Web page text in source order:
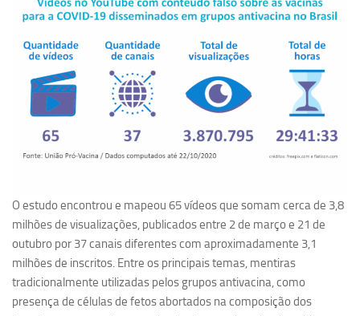
Fabiana Cristina Severi (FDRP)
Fernando de Lima Caneppele
Geciane Silveira Porto
Maria Paula Costa Bertran
Professores Seniores Encerrados
Polo Ribeirão Preto
Estrutura do polo
Espaço de Eventos
O estudo encontrou e mapeou 65 vídeos que somam cerca de 3,8
milhões de visualizações, publicados entre 2 de março e 21 de
outubro por 37 canais diferentes com aproximadamente 3,1
milhões de inscritos. Entre os principais temas, mentiras
tradicionalmente utilizadas pelos grupos antivacina, como
presença de células de fetos abortados na composição dos